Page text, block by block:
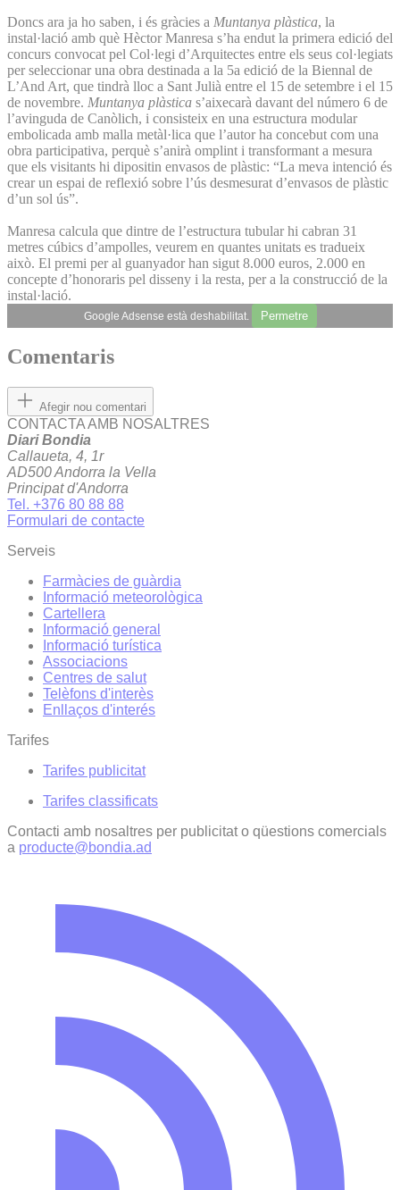
Doncs ara ja ho saben, i és gràcies a Muntanya plàstica, la
instal·lació amb què Hèctor Manresa s’ha endut la primera edició del
concurs convocat pel Col·legi d’Arquitectes entre els seus col·legiats
per seleccionar una obra destinada a la 5a edició de la Biennal de
L’And Art, que tindrà lloc a Sant Julià entre el 15 de setembre i el 15
de novembre. Muntanya plàstica s’aixecarà davant del número 6 de
l’avinguda de Canòlich, i consisteix en una estructura modular
embolicada amb malla metàl·lica que l’autor ha concebut com una
obra participativa, perquè s’anirà omplint i transformant a mesura
que els visitants hi dipositin envasos de plàstic: “La meva intenció és
crear un espai de reflexió sobre l’ús desmesurat d’envasos de plàstic
d’un sol ús”.
Manresa calcula que dintre de l’estructura tubular hi cabran 31
metres cúbics d’ampolles, veurem en quantes unitats es tradueix
això. El premi per al guanyador han sigut 8.000 euros, 2.000 en
concepte d’honoraris pel disseny i la resta, per a la construcció de la
instal·lació.
Google Adsense està deshabilitat. Permetre
Comentaris
Afegir nou comentari
CONTACTA AMB NOSALTRES
Diari Bondia
Callaueta, 4, 1r
AD500 Andorra la Vella
Principat d'Andorra
Tel. +376 80 88 88
Formulari de contacte
Serveis
Farmàcies de guàrdia
Informació meteorològica
Cartellera
Informació general
Informació turística
Associacions
Centres de salut
Telèfons d'interès
Enllaços d'interés
Tarifes
Tarifes publicitat
Tarifes classificats
Contacti amb nosaltres per publicitat o qüestions comercials
a producte@bondia.ad